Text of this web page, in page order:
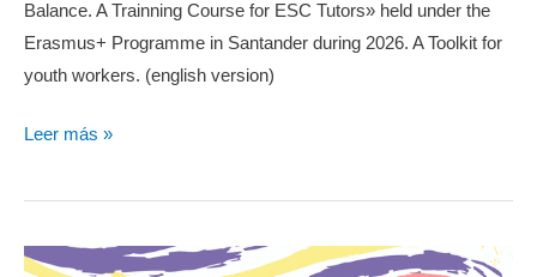
Balance. A Trainning Course for ESC Tutors» held under the
Erasmus+ Programme in Santander during 2026. A Toolkit for
youth workers. (english version)
From
To
Leer más »